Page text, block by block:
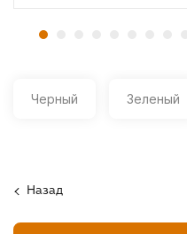
Черный Зеленый
Назад